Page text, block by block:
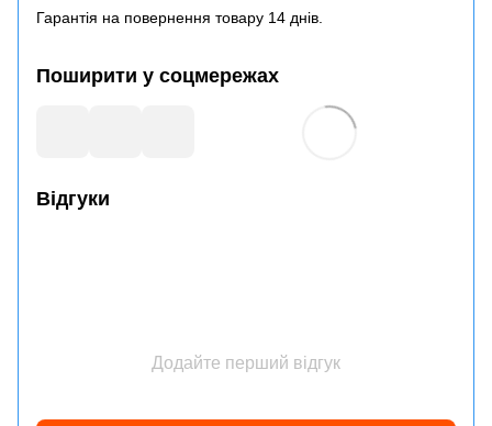
Гарантія на повернення товару 14 днів.
Поширити у соцмережах
Відгуки
Додайте перший відгук